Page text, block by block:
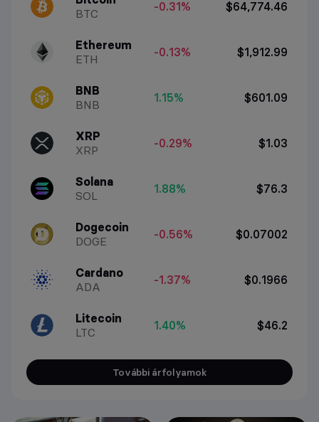
BTC
-0.31% $64,774.46
Ethereum
ETH
-0.13% $1,912.99
BNB
BNB
1.15% $601.09
XRP
XRP
-0.29% $1.03
Solana
SOL
1.88% $76.3
Dogecoin
DOGE
-0.56% $0.07002
Cardano
ADA
-1.37% $0.1966
Litecoin
LTC
1.40% $46.2
További árfolyamok